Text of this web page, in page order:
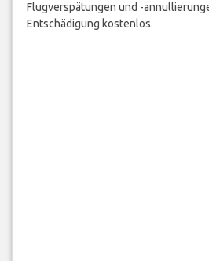
Flugverspätungen und -
Entschädigung kostenlos.